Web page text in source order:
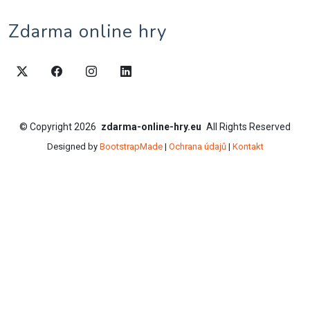
Zdarma online hry
© Copyright2026 zdarma-online-hry.eu All Rights Reserved
Designed by BootstrapMade| Ochrana údajů| Kontakt